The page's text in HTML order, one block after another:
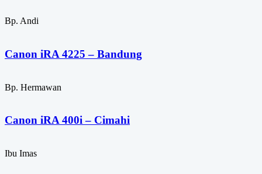
Bp. Andi
Canon iRA 4225 – Bandung
Bp. Hermawan
Canon iRA 400i – Cimahi
Ibu Imas